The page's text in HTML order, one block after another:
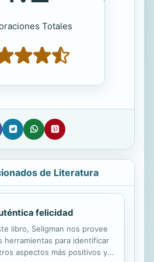
Totales
de Literatura
felicidad
libro, Seligman nos provee
herramientas para identificar
aspectos más positivos y